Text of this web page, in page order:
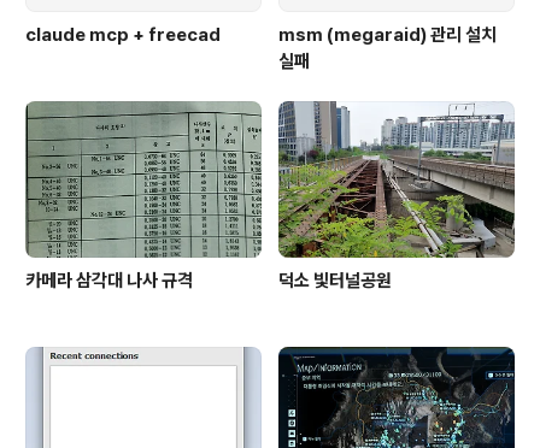
claude mcp + freecad
msm (megaraid) 관리 설치
실패
카메라 삼각대 나사 규격 덕소 빛터널공원